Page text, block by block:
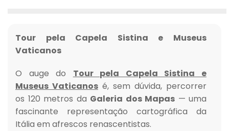
Tour pela Capela Sistina e Museus
Vaticanos
O auge do Tour pela Capela Sistina e
Museus Vaticanos é, sem dúvida, percorrer
os 120 metros da Galeria dos Mapas — uma
fascinante representação cartográfica da
Itália em afrescos renascentistas.